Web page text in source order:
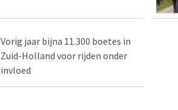
Vorig jaar bijna 11.300 boetes in
Zuid-Holland voor rijden onder
invloed